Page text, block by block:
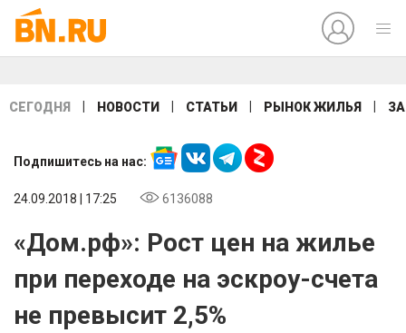
СЕГОДНЯ НОВОСТИ СТАТЬИ РЫНОК ЖИЛЬЯ
Подпишитесь на нас:
24.09.2018 | 17:25 6136088
«Дом.рф»: Рост цен на жилье
при переходе на эскроу-счета
не превысит 2,5%